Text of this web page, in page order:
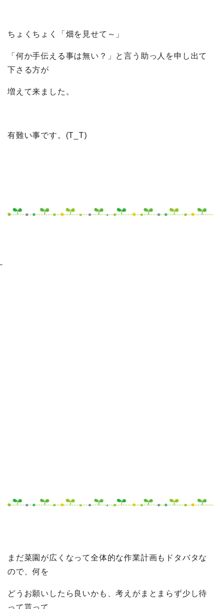
ちょくちょく「畑を見せて～」
「何か手伝える事は無い？」と言う助っ人を申し出て
下さる方が
増えて来ました。
有難い事です。(T_T)
まだ菜園が広くなって全体的な作業計画もドタバタな
ので、何を
どうお願いしたら良いかも、考えがまとまらず少し待